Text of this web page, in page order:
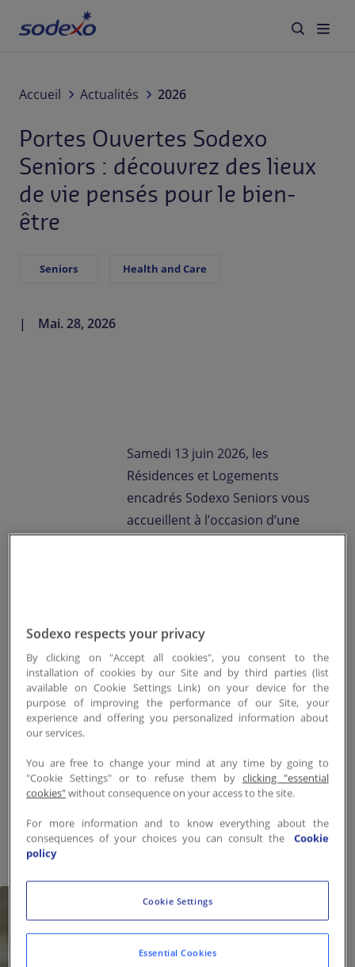
À propos de nous
Services & Marques
Secteurs
Responsabilité d'Entreprise
Jobs
Accueil Actualités 2026
Portes Ouvertes Sodexo
Seniors : découvrez des lieux
de vie pensés pour le bien-
être
Seniors Health and Care
Mai. 28, 2026
Samedi 13 juin 2026, les
Résidences et Logements
encadrés Sodexo Seniors vous
accueillent à l’occasion d’une
À partir de 14h, profitez de
visites guidées pour explorer
des environnements de vie
conçus pour allier confort,
autonomie et sérénité.
Inscriptions recommandées
auprès de chaque
établissement.
Sodexo respects your privacy
By clicking on "Accept all cookies", you consent to the
installation of cookies by our Site and by third parties (list
available on Cookie Settings Link) on your device for the
purpose of improving the performance of our Site, your
experience and offering you personalized information about
our services.
You are free to change your mind at any time by going to
"Cookie Settings" or to refuse them by clicking "essential
cookies"without consequence on your access to the site.
For more information and to know everything about the
consequences of your choices you can consult the
Cookie
policy
Cookie Settings
Essential Cookies